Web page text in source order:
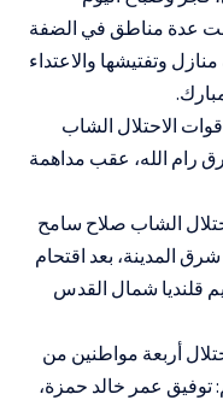
عدة مناطق في الضفة
وتفتيشها والاعتداء
الاحتلال الشاب
رام الله، عقب مداهمة
الشاب صلاح سامح
شرق المدينة، بعد اقتحام
قلنديا شمال القدس
أربعة مواطنين من
توفيق عمر خالد حمزة،